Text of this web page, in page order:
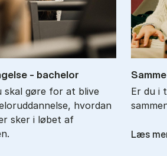
- ba­chel­or
skal gøre for at blive
hvordan
sker i løbet af
Er du i
Læs